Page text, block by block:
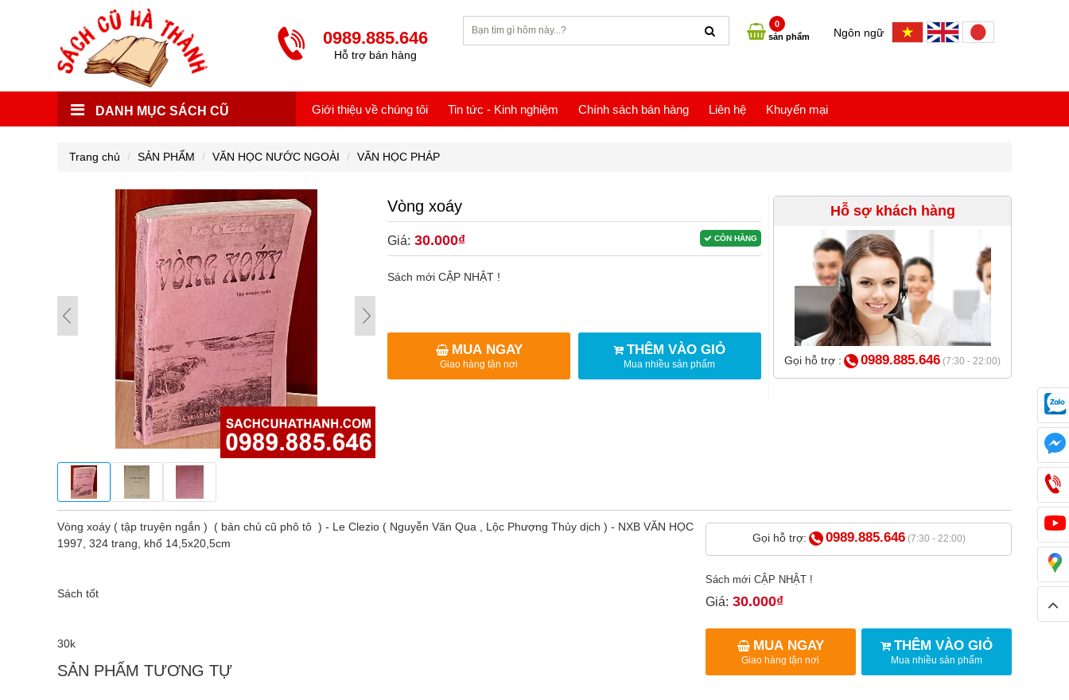
0989.885.646
Hỗ trợ bán hàng
0
sản phẩm
Ngôn ngữ
DANH MỤC SÁCH CŨ Giới thiệu về chúng tôi Tin tức - Kinh nghiệm Chính sách bán hàng Liên hệ Khuyến mại
Trang chủ SẢN PHẨM VĂN HỌC NƯỚC NGOÀI VĂN HỌC PHÁP
Vòng xoáy
CÒN HÀNG
Giá: 30.000₫
Sách mới CẬP NHẬT !
MUA NGAY
Giao hàng tận nơi
THÊM VÀO GIỎ
Mua nhiều sản phẩm
Hỗ sợ khách hàng
Gọi hỗ trợ : 0989.885.646 (7:30 - 22:00)
Vòng xoáy ( tập truyện ngắn ) ( bản chủ cũ phô tô ) - Le Clezio ( Nguyễn Văn Qua , Lộc Phượng Thủy dịch ) - NXB VĂN HỌC
1997, 324 trang, khổ 14,5x20,5cm
Sách tốt
30k
SẢN PHẨM TƯƠNG TỰ
Gọi hỗ trợ: 0989.885.646 (7:30 - 22:00)
Sách mới CẬP NHẬT !
Giá: 30.000₫
MUA NGAY
Giao hàng tận nơi
THÊM VÀO GIỎ
Mua nhiều sản phẩm